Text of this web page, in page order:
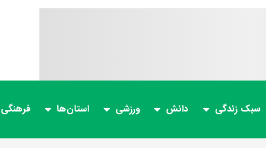
سبک زندگی دانش ورزشی استان‌ها فرهنگی